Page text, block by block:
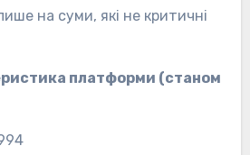
на суми, які не критичні
платформи (станом